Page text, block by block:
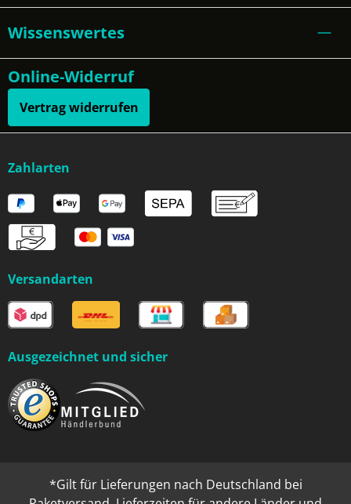
Wissenswertes
Online-Widerruf
Vertrag widerrufen
Zahlarten
Versandarten
Ausgezeichnet und sicher
*Gilt für Lieferungen nach Deutschland bei